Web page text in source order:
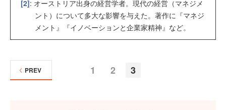
[2]: オーストリア出身の経営学者。現代の経営（マネジメ
ント）について多大な影響を与えた。著作に『マネジ
メント』『イノベーションと企業家精神』など。
1 2 3
PREV